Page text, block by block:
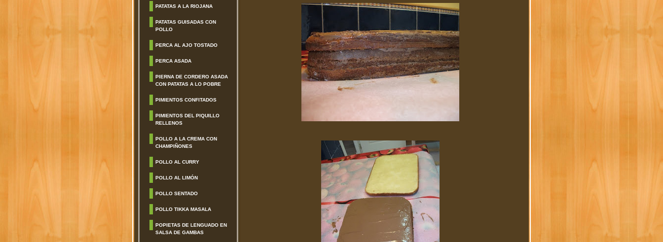
PATATAS A LA RIOJANA
PATATAS GUISADAS CON
POLLO
PERCA AL AJO TOSTADO
PERCA ASADA
PIERNA DE CORDERO ASADA
CON PATATAS A LO POBRE
PIMIENTOS CONFITADOS
PIMIENTOS DEL PIQUILLO
RELLENOS
POLLO A LA CREMA CON
CHAMPIÑONES
POLLO AL CURRY
POLLO AL LIMÓN
POLLO SENTADO
POLLO TIKKA MASALA
POPIETAS DE LENGUADO EN
SALSA DE GAMBAS